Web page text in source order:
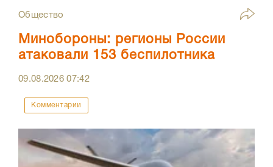
Общество
Минобороны: регионы России
атаковали 153 беспилотника
09.08.202607:42
Комментарии